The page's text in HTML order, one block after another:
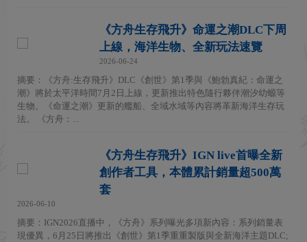
《方舟生存飛升》命運之潮DLC下周
上線，海洋生物、全新玩法速覽
2026-06-24
摘要：《方舟:生存飛升》DLC《創世》第1季與《鮑勃真紀：命運之
潮》將於太平洋時間7月2日上線，更新推出特色隨行夥伴潮汐幼螈等
生物。《命運之潮》更新的艦船、全域水域等內容將革新海洋生存玩
法。 《方舟：...
《方舟生存飛升》IGN live首曝全新
創作者工具，本體累計銷量超500萬
套
2026-06-10
摘要：IGN2026直播中，《方舟》系列曝光多項新內容：系列銷量表
現優異，6月25日將推出《創世》第1季重重製版與全新海洋主題DLC;